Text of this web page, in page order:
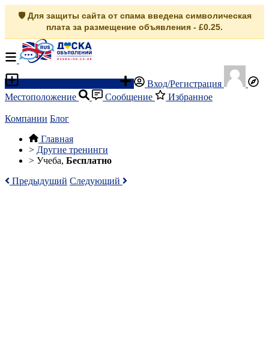
🛡️ Для защиты сайта от спама введена символическая
плата за размещение объявления - £0.25.
Вход/Регистрация
Местоположение
Сообщение Избранное
Компании Блог
Главная
> Другие тренинги
> Учеба, Бесплатно
Предыдущий Следующий